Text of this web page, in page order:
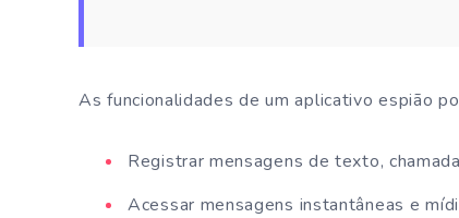
As funcionalidades de um aplicativo espião
Registrar mensagens de texto,
Acessar mensagens instantâneas e